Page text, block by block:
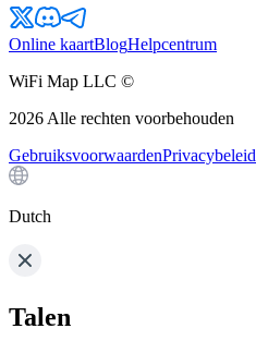
Online kaartBlogHelpcentrum
WiFi Map LLC ©
2026 Alle rechten voorbehouden
GebruiksvoorwaardenPrivacybeleid
Dutch
Talen